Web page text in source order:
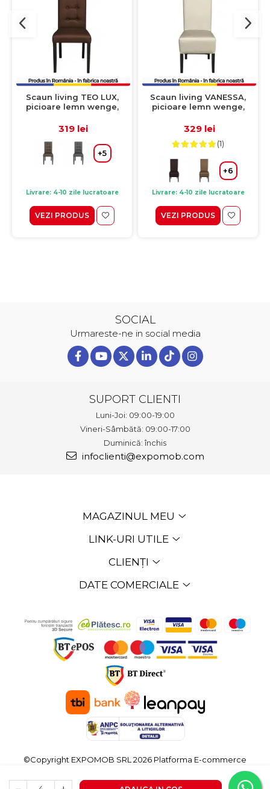
Scaun living TEO LUX,
picioare lemn wenge,
deschis, 46x60x98 cm
319 lei
+5
Livrare: 4-10 zile lucratoare
VEZI PRODUS
Scaun living VANESSA,
picioare lemn wenge,
47x60x110 cm
329 lei
(1)
+6
Livrare: 4-10 zile lucratoare
VEZI PRODUS
SOCIAL
Urmareste-ne in social media
SUPORT CLIENTI
Luni-Joi: 09:00-19:00
Vineri-Sâmbătă: 09:00-17:00
Duminică: închis
infoclienti@expomob.com
MAGAZINUL MEU
LINK-URI UTILE
CLIENȚI
DATE COMERCIALE
©Copyright EXPOMOB SRL 2026 Platforma E-commerce